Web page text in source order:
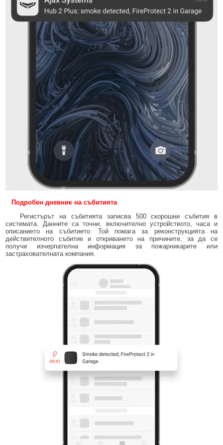
Подробен дневник на събитията
Регистърът на събитията записва 500 скорошни събития в
системата. Данните са точни, включително устройството, часа и
описанието на събитието. Той помага за реконструкцията на
действителното събитие и откриването на причините, за да се
получи изчерпателна информация за пожарникарите или
застрахователната компания.